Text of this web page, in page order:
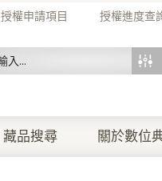
授權申請項目 授權進度查
藏品搜尋 關於數位